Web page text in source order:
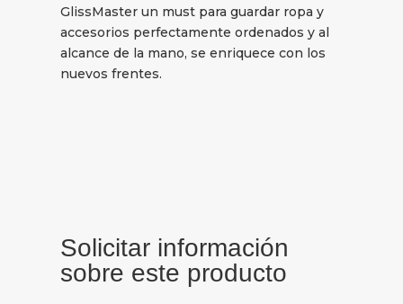
GlissMaster un must para guardar ropa y
accesorios perfectamente ordenados y al
alcance de la mano, se enriquece con los
nuevos frentes.
Solicitar información
sobre este producto